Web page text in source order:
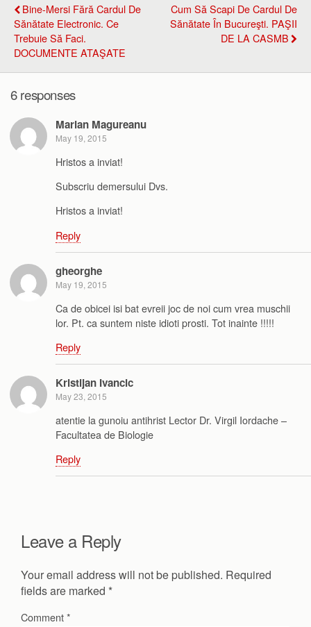
Bine-Mersi Fără Cardul De
Sănătate Electronic. Ce
Trebuie Să Faci.
DOCUMENTE ATAŞATE
Cum Să Scapi De Cardul De
Sănătate În Bucureşti. PAŞII
DE LA CASMB
6 responses
Marian Magureanu
May 19, 2015
Hristos a inviat!
Subscriu demersului Dvs.
Hristos a inviat!
Reply
gheorghe
May 19, 2015
Ca de obicei isi bat evreii joc de noi cum vrea muschii
lor. Pt. ca suntem niste idioti prosti. Tot inainte !!!!!
Reply
Kristijan Ivancic
May 23, 2015
atentie la gunoiu antihrist Lector Dr. Virgil Iordache –
Facultatea de Biologie
Reply
Leave a Reply
Your email address will not be published. Required
fields are marked *
Comment*